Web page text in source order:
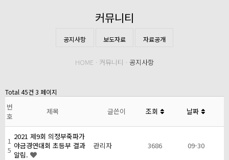
커뮤니티
공지사항 보도자료 자료공개
HOME · 커뮤니티 · 공지사항
Total 45건 3 페이지
번
호
제목 글쓴이 조회 날짜
1
5
2021 제9회 의정부죽파가
야금경연대회 초등부 결과
알림.
관리자 3686 09-30